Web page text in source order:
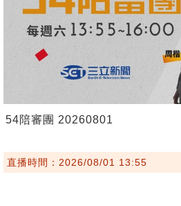
54陪審團 20260801
直播時間：2026/08/01 13:55